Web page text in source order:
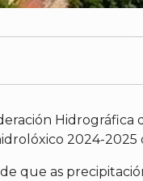
Hidrográfica
2024-2025
de que as